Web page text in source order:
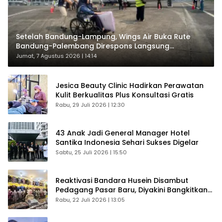
Setelah Bandung-Lampung, Wings Air Buka Rute
Bandung-Palembang Direspons Langsung
Penumpang
Jumat, 7 Agustus 2026 | 14:14
Jesica Beauty Clinic Hadirkan Perawatan
Kulit Berkualitas Plus Konsultasi Gratis
Rabu, 29 Juli 2026 | 12:30
43 Anak Jadi General Manager Hotel
Santika Indonesia Sehari Sukses Digelar
Sabtu, 25 Juli 2026 | 15:50
Reaktivasi Bandara Husein Disambut
Pedagang Pasar Baru, Diyakini Bangkitkan
Kembali Ekonomi Bandung
Rabu, 22 Juli 2026 | 13:05